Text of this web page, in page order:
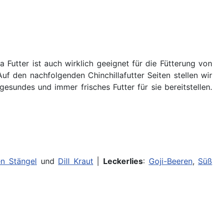
Futter ist auch wirklich geeignet für die Fütterung von
den nachfolgenden Chinchillafutter Seiten stellen wir
und immer frisches Futter für sie bereitstellen.
Stängel und Dill Kraut Leckerlies: Goji-Beeren, Süß